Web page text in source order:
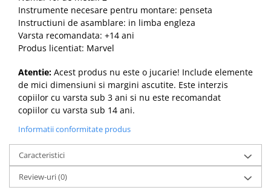
Instrumente necesare pentru montare: penseta
Instructiuni de asamblare: in limba engleza
Varsta recomandata: +14 ani
Produs licentiat: Marvel
Atentie: Acest produs nu este o jucarie! Include elemente
de mici dimensiuni si margini ascutite. Este interzis
copiilor cu varsta sub 3 ani si nu este recomandat
copiilor cu varsta sub 14 ani.
Informatii conformitate produs
Caracteristici
Review-uri(0)